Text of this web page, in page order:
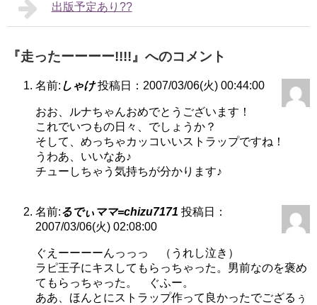
出版予定あり??
『走ったーーーー!!!!』へのコメント
名前: しゃけ 投稿日：2007/03/06(火) 00:44:00
おお、ルナちゃんおめでとうございます！
これでいつもの日々、でしょうか？
そして、めっちゃカッコいいストラップですね！
うわあ、いいなあ♪
チューしちゃう気持ちが分かります♪
名前:るでぃママ=chizu7171 投稿日：
2007/03/06(火) 02:08:00
ぐえーーーーんっっっ （うれし泣き）
ラピ王子にキスしてもらっちゃった。男前なのを褒め
てもらっちゃった。 ぐふー。
ああ、ほんとにストラップ作って良かったでござるぅ